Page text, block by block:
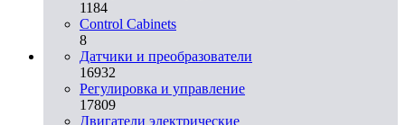
1184
Control Cabinets
8
Датчики и преобразователи
16932
Регулировка и управление
17809
Двигатели электрические